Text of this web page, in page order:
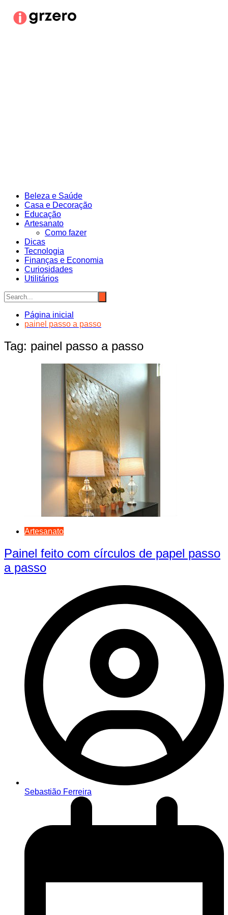
para
Beleza e Saúde
Casa e Decoração
Educação
Artesanato
Como fazer
Dicas
Tecnologia
Finanças e Economia
Curiosidades
Utilitários
Página inicial
painel passo a passo
Tag: painel passo a passo
Artesanato
Painel feito com círculos de papel passo
a passo
Sebastião Ferreira